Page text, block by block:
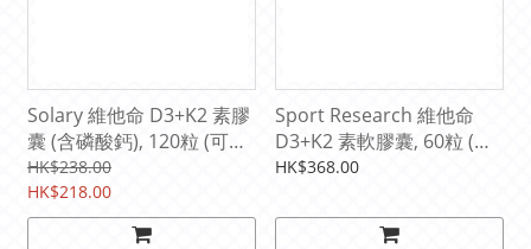
Solary 維他命 D3+K2 素膠
囊 (含磷酸鈣), 120粒 (可服
用120次)
HK$238.00
HK$218.00
Sport Research 維他命
D3+K2 素軟膠囊, 60粒 (可
服用 60次)
HK$368.00